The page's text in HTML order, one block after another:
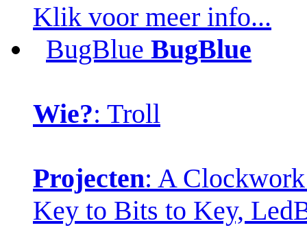
Klik voor meer info...
BugBlue BugBlue
Wie?: Troll
Projecten: A
Key to Bits to Key,